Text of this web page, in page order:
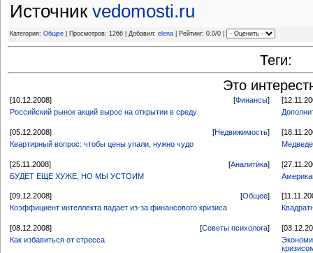
Источник vedomosti.ru
Категория: Общее | Просмотров: 1266 | Добавил: elena | Рейтинг: 0.0/0 |
Теги:
Это
[10.12.2008] [Финансы]
Российский рынок акций вырос на открытии в среду
[05.12.2008] [Недвижимость]
Квартирный вопрос: чтобы цены упали, нужно чудо
[25.11.2008] [Аналитика]
БУДЕТ ЕЩЕ ХУЖЕ, НО МЫ УСТОИМ
[09.12.2008] [Общее]
Коэффициент интеллекта падает из-за финансового кризиса
[08.12.2008] [Советы психолога]
Как избавиться от стресса